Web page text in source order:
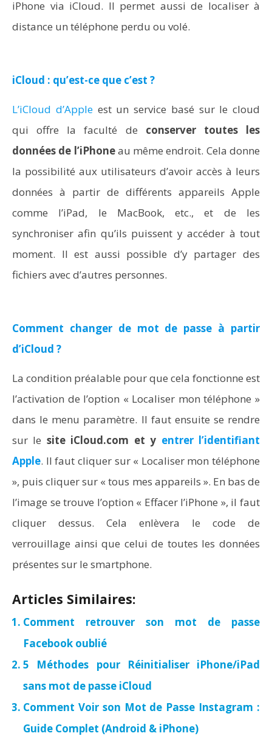
iPhone via iCloud. Il permet aussi de localiser à
distance un téléphone perdu ou volé.
iCloud : qu’est-ce que c’est ?
L’iCloud d’Appleest un service basé sur le cloud
qui offre la faculté de conserver toutes les
données de l’iPhoneau même endroit. Cela donne
la possibilité aux utilisateurs d’avoir accès à leurs
données à partir de différents appareils Apple
comme l’iPad, le MacBook, etc., et de les
synchroniser afin qu’ils puissent y accéder à tout
moment. Il est aussi possible d’y partager des
fichiers avec d’autres personnes.
Comment changer de mot de passe à partir
d’iCloud ?
La condition préalable pour que cela fonctionne est
l’activation de l’option « Localiser mon téléphone »
dans le menu paramètre. Il faut ensuite se rendre
sur le site iCloud.com et y entrer l’identifiant
Apple. Il faut cliquer sur « Localiser mon téléphone
», puis cliquer sur « tous mes appareils ». En bas de
l’image se trouve l’option « Effacer l’iPhone », il faut
cliquer dessus. Cela enlèvera le code de
verrouillage ainsi que celui de toutes les données
présentes sur le smartphone.
Articles Similaires:
Comment retrouver son mot de passe
Facebook oublié
5 Méthodes pour Réinitialiser iPhone/iPad
sans mot de passe iCloud
Comment Voir son Mot de Passe Instagram :
Guide Complet (Android & iPhone)